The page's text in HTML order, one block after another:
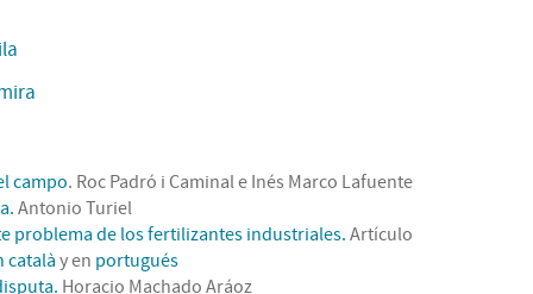
campo. Roc Padró i Caminal e Inés Marco Lafuente
Antonio Turiel
problema de los fertilizantes industriales. Artículo
català y en portugués
Horacio Machado Aráoz